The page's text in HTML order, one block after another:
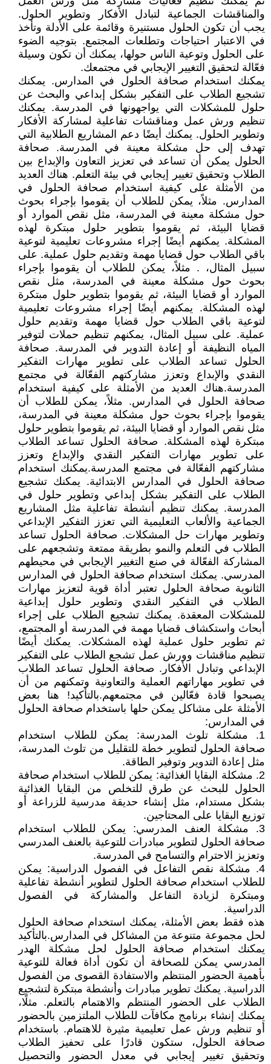
والمناقشات الجماعية لتبادل الأفكار وتطوير الحلول.
يجب أن تكون الحلول مستنيرة وقائمة على الأدلة وتأخذ
في الاعتبار احتياجات وتطلعات المجتمع. بتوجيه الضوء
على الحلول وتوعية الناس حولها، يمكنك أن تكون وسيلة
فعّالة لتحقيق التغيير الإيجابي في مجتمعك.
يمكنك استخدام صحافة الحلول في المدارس. يمكنك
تشجيع الطلاب على التفكير بشكل إبداعي والبحث عن
حلول للمشكلات التي يواجهونها في المدرسة. يمكنك
تنظيم ورش عمل ومناقشات تفاعلية لمشاركة الأفكار
وتطوير الحلول. يمكنك أيضًا دعم المشاريع الطلابية التي
تهدف إلى حل مشكلة معينة في المدرسة. صحافة
الحلول يمكن أن تساعد في تعزيز التعاون والإبداع بين
الطلاب وتحقيق تغيير إيجابي في بيئة التعلم. هناك العديد
من الأمثلة على كيفية استخدام صحافة الحلول في
المدارس. مثلاً، يمكن للطلاب أن يقوموا بإجراء بحوث
حول مشكلة معينة في المدرسة، مثل نقص الموارد أو
قضايا البيئة، ثم يقوموا بتطوير حلول مبتكرة لهذه
المشكلة. يمكنهم أيضًا إجراء مشروعات تعليمية لتوعية
باقي الطلاب حول قضايا مهمة وتقديم حلول عملية. على
سبيل المثال، . مثلاً، يمكن للطلاب أن يقوموا بإجراء
بحوث حول مشكلة معينة في المدرسة، مثل نقص
الموارد أو قضايا البيئة، ثم يقوموا بتطوير حلول مبتكرة
لهذه المشكلة. يمكنهم أيضًا إجراء مشروعات تعليمية
لتوعية باقي الطلاب حول قضايا مهمة وتقديم حلول
عملية. على سبيل المثال، يمكنهم تنظيم حملات لتوفير
المياه النظيفة أو إعادة التدوير في المدرسة. صحافة
الحلول تساعد الطلاب على تطوير مهارات التفكير
النقدي والإبداع وتعزز مشاركتهم الفعّالة في مجتمع
المدرسة.هناك العديد من الأمثلة على كيفية استخدام
صحافة الحلول في المدارس. مثلاً، يمكن للطلاب أن
يقوموا بإجراء بحوث حول مشكلة معينة في المدرسة،
مثل نقص الموارد أو قضايا البيئة، ثم يقوموا بتطوير حلول
مبتكرة لهذه المشكلة. صحافة الحلول تساعد الطلاب
على تطوير مهارات التفكير النقدي والإبداع وتعزز
مشاركتهم الفعّالة في مجتمع المدرسة.يمكنك استخدام
صحافة الحلول في المدارس الابتدائية. يمكنك تشجيع
الطلاب على التفكير بشكل إبداعي وتطوير حلول في
المدرسة. يمكنك تنظيم أنشطة تفاعلية مثل المشاريع
الجماعية والألعاب التعليمية التي تعزز التفكير الإبداعي
وتطوير مهارات حل المشكلات. صحافة الحلول تساعد
الطلاب في التعلم والنمو بطريقة ممتعة وتشجعهم على
المشاركة الفعّالة في صنع التغيير الإيجابي في محيطهم
المدرسي. يمكنك استخدام صحافة الحلول في المدارس
الثانوية صحافة الحلول تعتبر أداة قوية لتعزيز مهارات
الطلاب في التفكير النقدي وتطوير حلول إبداعية
للمشكلات المعقدة. يمكنك تشجيع الطلاب على إجراء
أبحاث واستكشاف قضايا مهمة في المدرسة أو المجتمع،
ثم تطوير حلول عملية لهذه المشكلات. يمكنك أيضًا
تنظيم مناقشات وورش عمل تشجع الطلاب على التفكير
الإبداعي وتبادل الأفكار. صحافة الحلول تساعد الطلاب
في تطوير مهاراتهم العملية والتعاونية وتمكنهم من أن
يصبحوا قادة فعّالين في مجتمعهم.بالتأكيد! هنا بعض
الأمثلة على مشاكل يمكن حلها باستخدام صحافة الحلول
في المدارس:
1. مشكلة تلوث المدرسة: يمكن للطلاب استخدام
صحافة الحلول لتطوير خطة للتقليل من تلوث المدرسة،
مثل إعادة التدوير وتوفير الطاقة.
2. مشكلة البقايا الغذائية: يمكن للطلاب استخدام صحافة
الحلول للبحث عن طرق للتخلص من البقايا الغذائية
بشكل مستدام، مثل إنشاء حديقة مدرسية للزراعة أو
توزيع البقايا على المحتاجين.
3. مشكلة العنف المدرسي: يمكن للطلاب استخدام
صحافة الحلول لتطوير مبادرات للتوعية بالعنف المدرسي
وتعزيز الاحترام والتسامح في المدرسة.
4. مشكلة نقص التفاعل في الفصول الدراسية: يمكن
للطلاب استخدام صحافة الحلول لتطوير أنشطة تفاعلية
ومبتكرة لزيادة التفاعل والمشاركة في الفصول
الدراسية.
هذه فقط بعض الأمثلة، يمكنك استخدام صحافة الحلول
لحل مجموعة متنوعة من المشاكل في المدارس.بالتأكيد
يمكنك استخدام صحافة الحلول لحل مشكلة الهدر
المدرسي يمكن للصحافة أن تكون أداة فعالة للتوعية
بأهمية الحضور المنتظم والاستفادة القصوى من الفصول
الدراسية. يمكنك تطوير مبادرات وأنشطة مبتكرة لتشجيع
الطلاب على الحضور المنتظم والاهتمام بالتعلم. مثلًا،
يمكنك إنشاء برنامج مكافآت للطلاب الملتزمين بالحضور
أو تنظيم ورش عمل تعليمية مثيرة للاهتمام. باستخدام
صحافة الحلول، ستكون قادرًا على تحفيز الطلاب
وتحقيق تغيير إيجابي في معدل الحضور والتحصيل